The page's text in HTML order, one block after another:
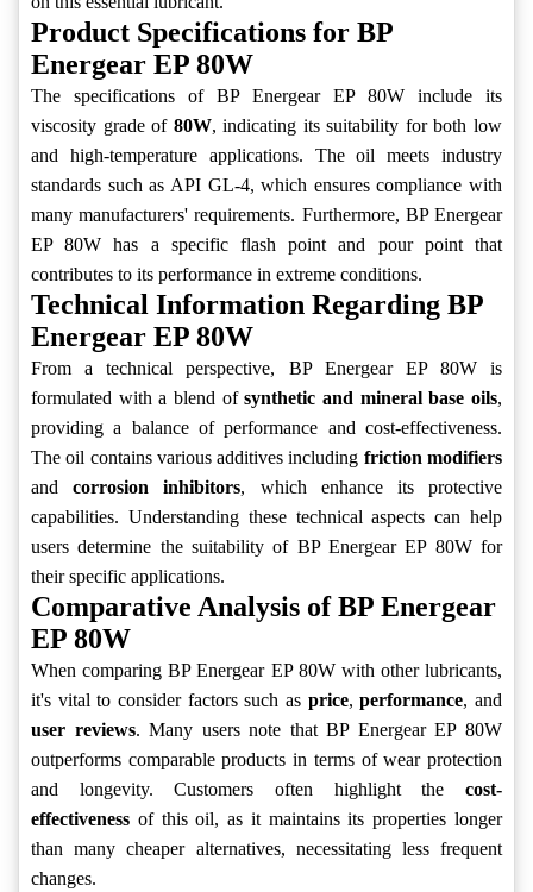
Product Specifications for BP
Energear EP 80W
The specifications of BP Energear EP 80W include its
viscosity grade of 80W, indicating its suitability for both low
and high-temperature applications. The oil meets industry
standards such as API GL-4, which ensures compliance with
many manufacturers' requirements. Furthermore, BP Energear
EP 80W has a specific flash point and pour point that
contributes to its performance in extreme conditions.
Technical Information Regarding BP
Energear EP 80W
From a technical perspective, BP Energear EP 80W is
formulated with a blend ofsynthetic and mineral base oils,
providing a balance of performance and cost-effectiveness.
The oil contains various additives including friction modifiers
andcorrosion inhibitors, which enhance its protective
capabilities. Understanding these technical aspects can help
users determine the suitability of BP Energear EP 80W for
their specific applications.
Comparative Analysis of BP Energear
EP 80W
When comparing BP Energear EP 80W with other lubricants,
it's vital to consider factors such as price,performance, and
user reviews. Many users note that BP Energear EP 80W
outperforms comparable products in terms of wear protection
and longevity. Customers often highlight the cost-
effectiveness of this oil, as it maintains its properties longer
than many cheaper alternatives, necessitating less frequent
changes.